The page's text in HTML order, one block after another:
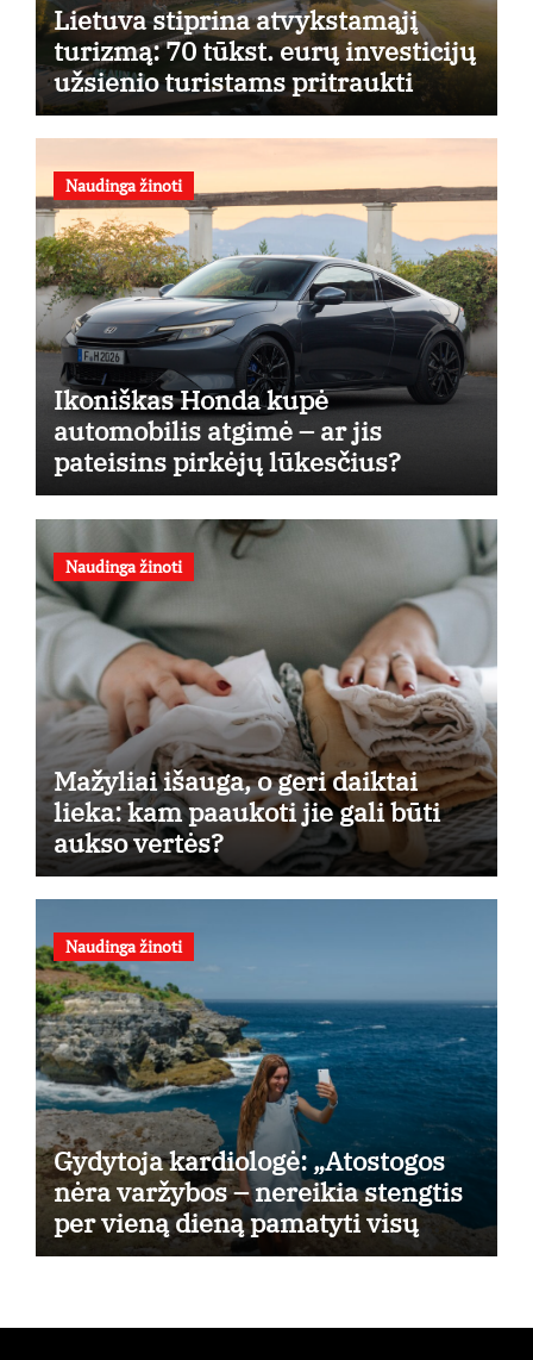
Lietuva stiprina atvykstamąjį
turizmą: 70 tūkst. eurų investicijų
užsienio turistams pritraukti
Naudinga žinoti
Ikoniškas Honda kupė
automobilis atgimė – ar jis
pateisins pirkėjų lūkesčius?
Naudinga žinoti
Mažyliai išauga, o geri daiktai
lieka: kam paaukoti jie gali būti
aukso vertės?
Naudinga žinoti
Gydytoja kardiologė: „Atostogos
nėra varžybos – nereikia stengtis
per vieną dieną pamatyti visų
lankytinų vietų“